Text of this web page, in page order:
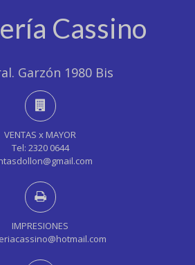
Cassino
Garzón 1980 Bis
VENTAS x MAYOR
Tel: 2320 0644
IMPRESIONES